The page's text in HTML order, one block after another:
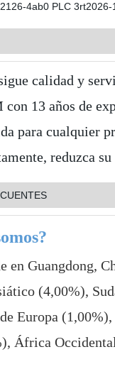
calidad y
13 años de
para cualquier
reduzca
en Guangdong,
(4,00%),
Europa
África